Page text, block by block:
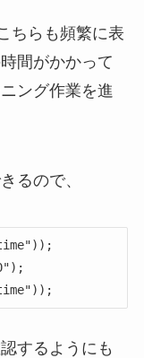
ちらも頻繁に表
間がかかって
ング作業を進
るので、
するようにも